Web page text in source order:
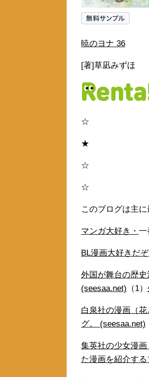
暁のヨナ 36
[著]草凪みずほ
☆
★
☆
☆
このブログは主に
マンガ大好き・ 一
BL漫画大好きだぞ
外国が舞台の歴
(seesaa.net) （1）
白泉社の漫画（
グ。 (seesaa.net)
集英社の少女漫
た漫画を紹介す